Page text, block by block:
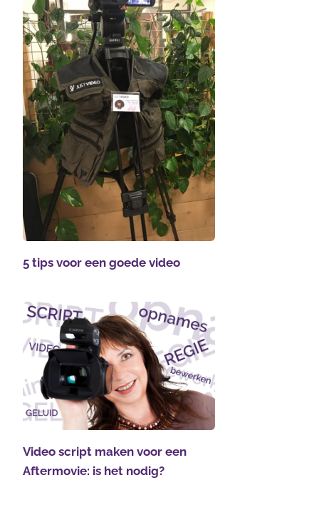
5 tips voor een goede video
Video script maken voor een
Aftermovie: is het nodig?